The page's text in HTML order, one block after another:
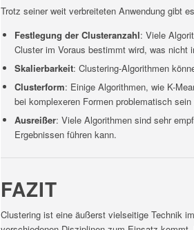
Trotz seiner weit verbreiteten Anwendung gibt
Festlegung der Clusteranzahl: Viele
Cluster im Voraus bestimmt wird, was nicht
Skalierbarkeit: Clustering-Algorithmen
Clusterform: Einige Algorithmen, wie K-
bei komplexeren Formen problematisch sein
Ausreißer: Viele Algorithmen sind sehr
Ergebnissen führen kann.
FAZIT
Clustering ist eine äußerst vielseitige Technik